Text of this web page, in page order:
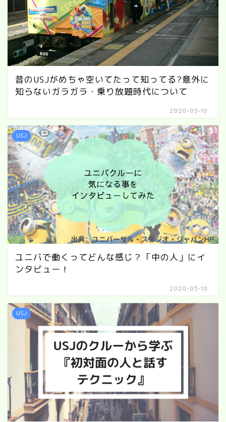
昔のUSJがめちゃ空いてたって知ってる?意外に
知らないガラガラ・乗り放題時代について
2020-05-10
USJ
ユニバで働くってどんな感じ？「中の人」にイ
ンタビュー！
2020-05-10
USJ